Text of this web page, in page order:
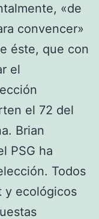
«de
convencer»
éste, que con
el
el 72 del
Brian
PSG ha
Todos
y ecológicos